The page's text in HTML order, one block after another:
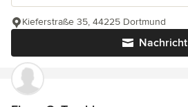
Nachricht
Kieferstraße 35, 44225 Dortmund